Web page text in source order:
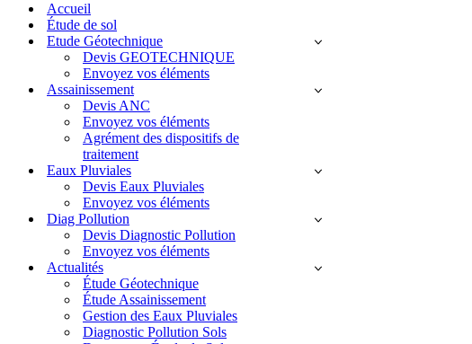
navigationAccueil
Étude de sol
Etude Géotechnique
Devis GEOTECHNIQUE
Envoyez vos éléments
Assainissement
Devis ANC
Envoyez vos éléments
Agrément des dispositifs de
traitement
Eaux Pluviales
Devis Eaux Pluviales
Envoyez vos éléments
Diag Pollution
Devis Diagnostic Pollution
Envoyez vos éléments
Actualités
Étude Géotechnique
Étude Assainissement
Gestion des Eaux Pluviales
Diagnostic Pollution Sols